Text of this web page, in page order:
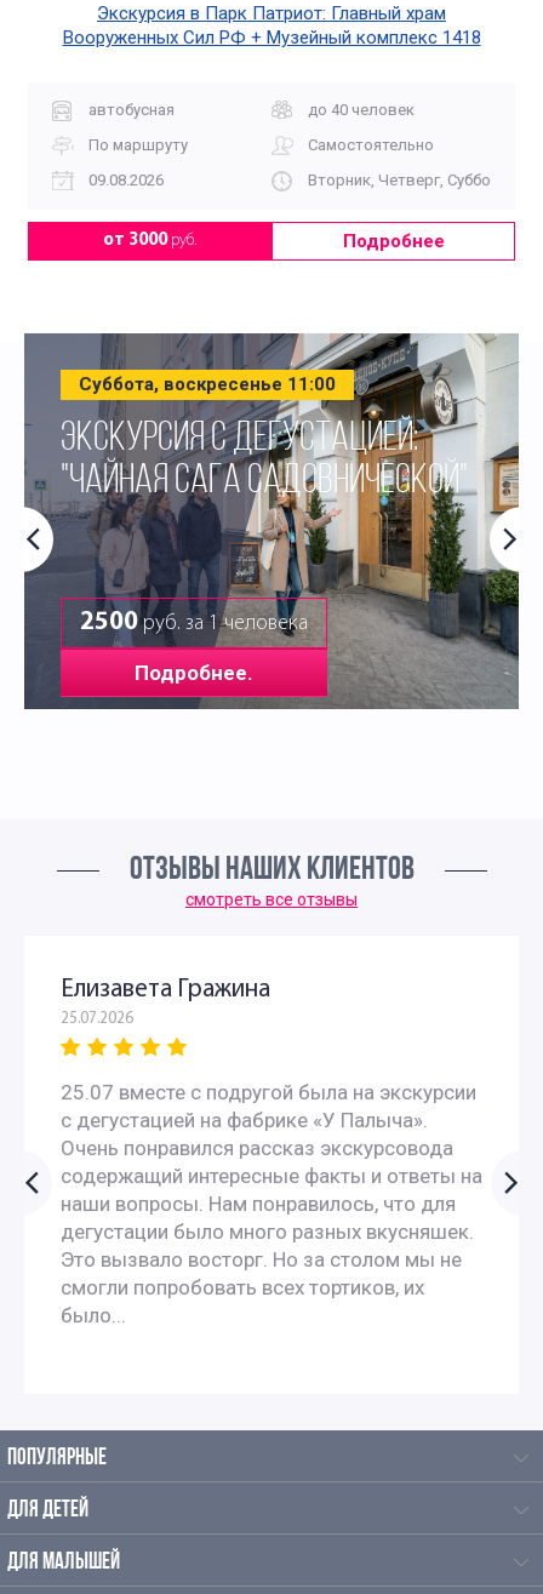
Экскурсия в Парк Патриот: Главный храм
Вооруженных Сил РФ + Музейный комплекс 1418
автобусная
до 40 человек
По маршруту
Самостоятельно
09.08.2026
Вторник, Четверг, Суббота,
от 3000руб. Подробнее
Суббота, воскресенье 11:00
ЭКСКУРСИЯ С ДЕГУСТАЦИЕЙ:
"ЧАЙНАЯ САГА САДОВНИЧЕСКОЙ"
2500руб. за 1 человека
Подробнее.
ОТЗЫВЫ НАШИХ КЛИЕНТОВ
смотреть все отзывы
Елизавета Гражина
25.07.2026
25.07 вместе с подругой была на экскурсии
с дегустацией на фабрике «У Палыча».
Очень понравился рассказ экскурсовода
содержащий интересные факты и ответы на
наши вопросы. Нам понравилось, что для
дегустации было много разных вкусняшек.
Это вызвало восторг. Но за столом мы не
смогли попробовать всех тортиков, их
было...
ПОПУЛЯРНЫЕ
ДЛЯ ДЕТЕЙ
ДЛЯ МАЛЫШЕЙ